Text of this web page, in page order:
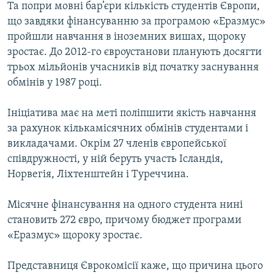
Та попри мовні бар’єри кількість студентів Європи,
що завдяки фінансуванню за програмою «Еразмус»
пройшли навчання в іноземних вишах, щороку
зростає. До 2012-го євроустанови планують досягти
трьох мільйонів учасників від початку заснування
обмінів у 1987 році.
Ініціатива має на меті поліпшити якість навчання
за рахунок кількамісячних обмінів студентами і
викладачами. Окрім 27 членів європейської
співдружності, у ній беруть участь Ісландія,
Норвегія, Ліхтенштейн і Туреччина.
Місячне фінансування на одного студента нині
становить 272 євро, причому бюджет програми
«Еразмус» щороку зростає.
Представниця Єврокомісії каже, що причина цього